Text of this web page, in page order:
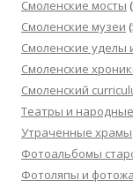
Смоленские мосты
Смоленские музеи
Смоленские уделы
Смоленские
Смоленский
Театры и
Утраченные храмы
Фотоальбомы
Фотоляпы и